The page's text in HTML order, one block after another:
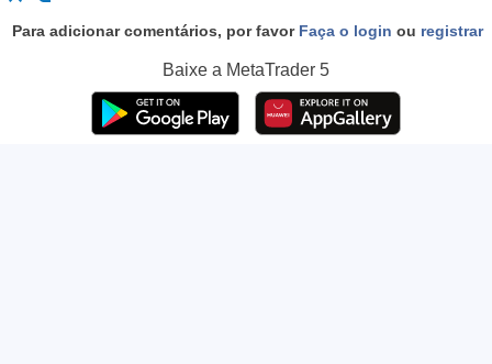
Para adicionar comentários, por favor Faça o login ou registrar
Baixe a MetaTrader 5